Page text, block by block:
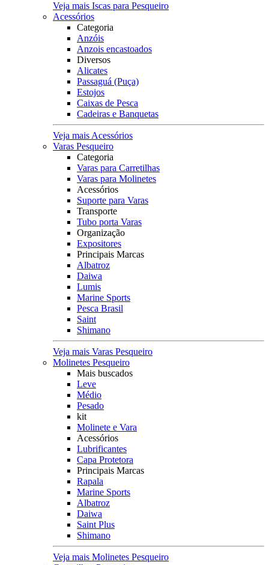
Veja mais Iscas para Pesqueiro
Acessórios
Categoria
Anzóis
Anzois encastoados
Diversos
Alicates
Passaguá (Puça)
Estojos
Caixas de Pesca
Cadeiras e Banquetas
Veja mais Acessórios
Varas Pesqueiro
Categoria
Varas para Carretilhas
Varas para Molinetes
Acessórios
Suporte para Varas
Transporte
Tubo porta Varas
Organização
Expositores
Principais Marcas
Albatroz
Daiwa
Lumis
Marine Sports
Pesca Brasil
Saint
Shimano
Veja mais Varas Pesqueiro
Molinetes Pesqueiro
Mais buscados
Leve
Médio
Pesado
kit
Molinete e Vara
Acessórios
Lubrificantes
Capa Protetora
Principais Marcas
Rapala
Marine Sports
Albatroz
Daiwa
Saint Plus
Shimano
Veja mais Molinetes Pesqueiro